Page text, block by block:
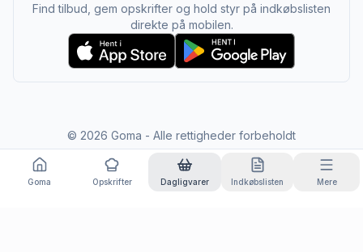
Find tilbud, gem opskrifter og hold styr på indkøbslisten
direkte på mobilen.
© 2026 Goma - Alle rettigheder forbeholdt
Goma Opskrifter Dagligvarer Indkøbslisten Mere